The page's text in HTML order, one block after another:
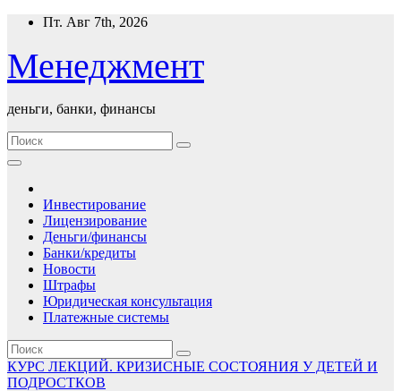
Перейти
содержимому
Пт. Авг 7th, 2026
Менеджмент
деньги, банки, финансы
Инвестирование
Лицензирование
Деньги/финансы
Банки/кредиты
Новости
Штрафы
Юридическая консультация
Платежные системы
КУРС ЛЕКЦИЙ. КРИЗИСНЫЕ СОСТОЯНИЯ У ДЕТЕЙ И
ПОДРОСТКОВ